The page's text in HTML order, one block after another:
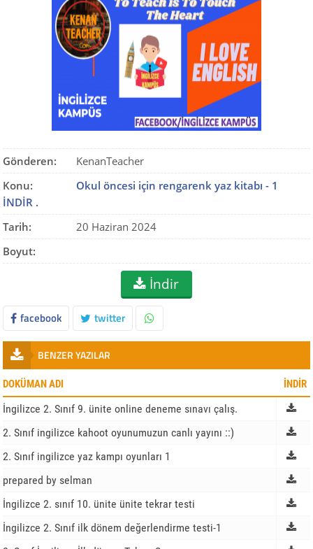
Gönderen:
KenanTeacher
Konu:
Okul öncesi için rengarenk yaz kitabı - 1
İNDİR .
Tarih:
20 Haziran 2024
Boyut:
İndir
facebook twitter
BENZER YAZILAR
DOKÜMAN ADI İNDİR
İngilizce 2. Sınıf 9. ünite online deneme sınavı çalış.
2. Sınıf ingilizce kahoot oyunumuzun canlı yayını ::)
2. Sınıf ingilizce yaz kampı oyunları 1
prepared by selman
İngilizce 2. sınıf 10. ünite ünite tekrar testi
İngilizce 2. Sınıf ilk dönem değerlendirme testi-1